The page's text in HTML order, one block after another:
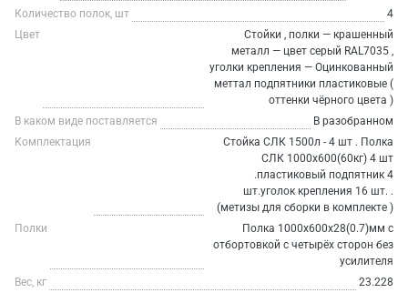
Количество полок, шт
4
Цвет
Стойки , полки — крашенный
металл — цвет серый RAL7035 ,
уголки крепления — Оцинкованный
меттал подпятники пластиковые (
оттенки чёрного цвета )
В каком виде поставляется
В разобранном
Комплектация
Стойка СЛК 1500л - 4 шт . Полка
СЛК 1000х600(60кг) 4 шт
.пластиковый подпятник 4
шт.уголок крепления 16 шт. .
(метизы для сборки в комплекте )
Полки
Полка 1000х600х28(0.7)мм с
отбортовкой с четырёх сторон без
усилителя
Вес, кг
23.228